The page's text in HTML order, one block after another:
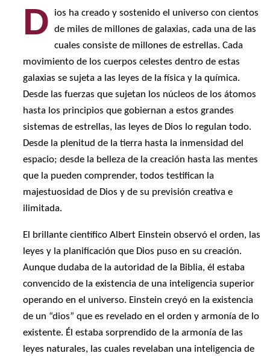
D
ios ha creado y sostenido el universo con cientos
de miles de millones de galaxias, cada una de las
cuales consiste de millones de estrellas. Cada
movimiento de los cuerpos celestes dentro de estas
galaxias se sujeta a las leyes de la física y la química.
Desde las fuerzas que sujetan los núcleos de los átomos
hasta los principios que gobiernan a estos grandes
sistemas de estrellas, las leyes de Dios lo regulan todo.
Desde la plenitud de la tierra hasta la inmensidad del
espacio; desde la belleza de la creación hasta las mentes
que la pueden comprender, todos testifican la
majestuosidad de Dios y de su previsión creativa e
ilimitada.
El brillante científico Albert Einstein observó el orden, las
leyes y la planificación que Dios puso en su creación.
Aunque dudaba de la autoridad de la Biblia, él estaba
convencido de la existencia de una inteligencia superior
operando en el universo. Einstein creyó en la existencia
de un “dios” que es revelado en el orden y armonía de lo
existente. Él estaba sorprendido de la armonía de las
leyes naturales, las cuales revelaban una inteligencia de